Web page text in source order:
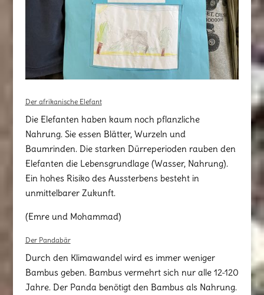
Der afrikanische Elefant
Die Elefanten haben kaum noch pflanzliche
Nahrung. Sie essen Blätter, Wurzeln und
Baumrinden. Die starken Dürreperioden rauben den
Elefanten die Lebensgrundlage (Wasser, Nahrung).
Ein hohes Risiko des Aussterbens besteht in
unmittelbarer Zukunft.
(Emre und Mohammad)
Der Pandabär
Durch den Klimawandel wird es immer weniger
Bambus geben. Bambus vermehrt sich nur alle 12-120
Jahre. Der Panda benötigt den Bambus als Nahrung.